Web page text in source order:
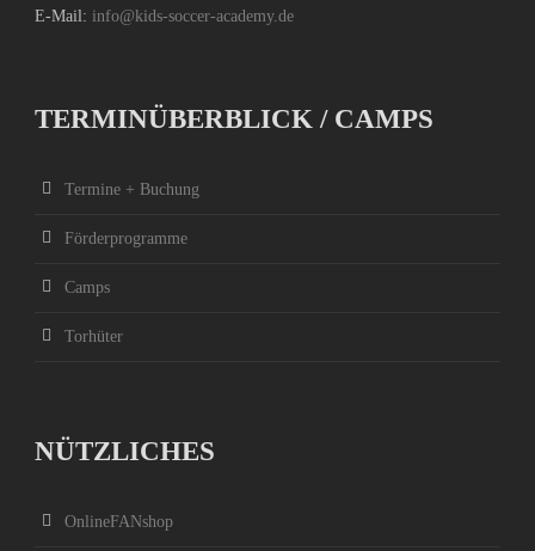
E-Mail: info@kids-soccer-academy.de
TERMINÜBERBLICK / CAMPS
Termine + Buchung
Förderprogramme
Camps
Torhüter
NÜTZLICHES
OnlineFANshop